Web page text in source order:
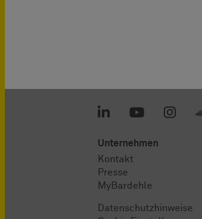
Unternehmen
Kontakt
Presse
MyBardehle
Datenschutzhinweise